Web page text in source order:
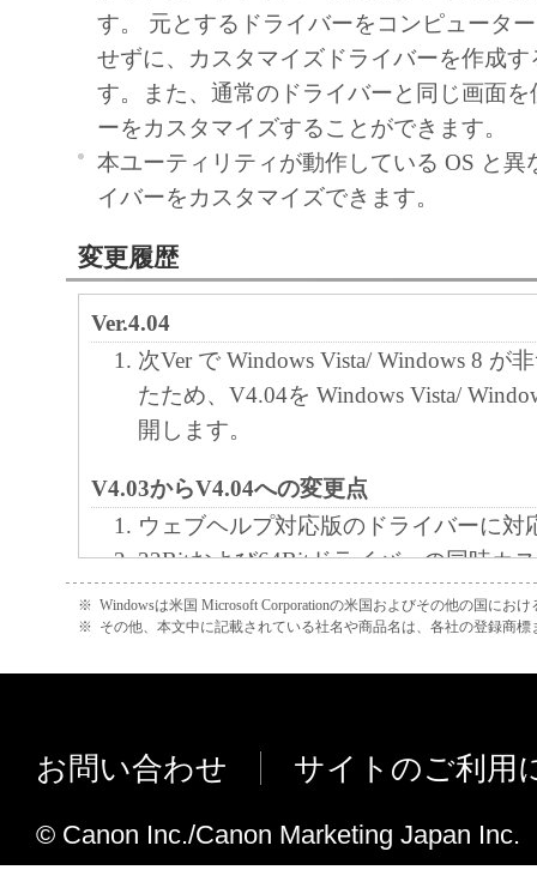
す。 元とするドライバーをコンピュータ
せずに、カスタマイズドライバーを作成
す。また、通常のドライバーと同じ画面
ーをカスタマイズすることができます。
本ユーティリティが動作している OS と異
イバーをカスタマイズできます。
変更履歴
Ver.4.04
次Ver で Windows Vista/ Windows 8 が
たため、V4.04を Windows Vista/
開します。
V4.03からV4.04への変更点
ウェブヘルプ対応版のドライバーに対
32Bitおよび64Bitドライバーの同時カ
しました。
Generic Plus LIPSLX Printer Driver
Generic Plus PS3 Printer Driver Ver.1.00
Windows Server 2016に対応しました。
Windows Server 2003を非サポートとし
※ Windowsは米国 Microsoft Corporationの米国およびその他の国にお
※ その他、本文中に記載されている社名や商品名は、各社の登録商標
お問い合わせ サイトのご利用
© Canon Inc./Canon Marketing Japan Inc.